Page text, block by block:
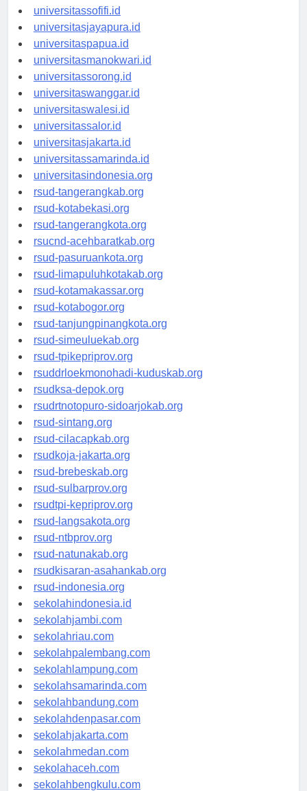
universitasmaluku.id
universitassofifi.id
universitasjayapura.id
universitaspapua.id
universitasmanokwari.id
universitassorong.id
universitaswanggar.id
universitaswalesi.id
universitassalor.id
universitasjakarta.id
universitassamarinda.id
universitasindonesia.org
rsud-tangerangkab.org
rsud-kotabekasi.org
rsud-tangerangkota.org
rsucnd-acehbaratkab.org
rsud-pasuruankota.org
rsud-limapuluhkotakab.org
rsud-kotamakassar.org
rsud-kotabogor.org
rsud-tanjungpinangkota.org
rsud-simeuluekab.org
rsud-tpikepriprov.org
rsuddrloekmonohadi-kuduskab.org
rsudksa-depok.org
rsudrtnotopuro-sidoarjokab.org
rsud-sintang.org
rsud-cilacapkab.org
rsudkoja-jakarta.org
rsud-brebeskab.org
rsud-sulbarprov.org
rsudtpi-kepriprov.org
rsud-langsakota.org
rsud-ntbprov.org
rsud-natunakab.org
rsudkisaran-asahankab.org
rsud-indonesia.org
sekolahindonesia.id
sekolahjambi.com
sekolahriau.com
sekolahpalembang.com
sekolahlampung.com
sekolahsamarinda.com
sekolahbandung.com
sekolahdenpasar.com
sekolahjakarta.com
sekolahmedan.com
sekolahaceh.com